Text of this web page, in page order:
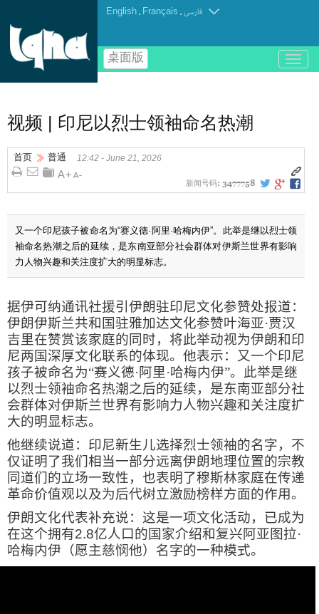
English . Français .فارسی
桌面版
باز
و
视频 | 印尼以烈士领袖命名热潮
首页 普通 12:42 - June 21, 2026
新闻号码: 3477758
又一个印尼孩子被命名为“赛义德·阿里·哈梅内伊”。此举是继以烈士领
袖命名热潮之后的延续，是东南亚部分社会群体对伊斯兰世界有影响
力人物兴趣和关注度扩大的明显标志。
据伊可纳通讯社援引伊朗驻印尼文化参赞处报道：
伊朗伊斯兰共和国驻雅加达文化参赞叶海亚·贾汉
吉里在赞赏该家庭的同时，将此举动视为伊朗和印
尼两国深厚文化联系的体现。他表示：又一个印尼
孩子被命名为“赛义德·阿里·哈梅内伊”。此举是继
以烈士领袖命名热潮之后的延续，是东南亚部分社
会群体对伊斯兰世界有影响力人物兴趣和关注度扩
大的明显标志。
他继续说道：印尼新生儿选择烈士领袖的名字，不
仅证明了我们相当一部分远离伊朗地理位置的宗教
同道们的立场一致性，也表明了穆斯林家庭在传递
革命价值观以及为后代树立激励榜样方面的作用。
伊朗文化代表补充说：这是一项文化活动，已成为
在这个拥有2.8亿人口的国家介绍和复兴阿亚图拉·
哈梅内伊（愿主慈悯他）名字的一种模式。